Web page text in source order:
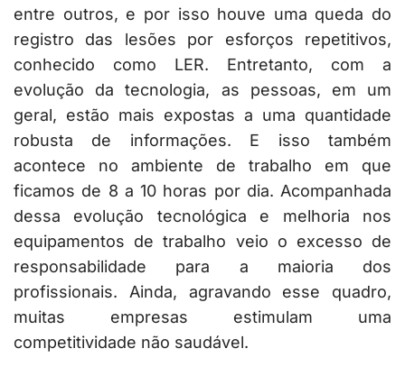
entre outros, e por isso houve uma queda do
registro das lesões por esforços repetitivos,
conhecido como LER. Entretanto, com a
evolução da tecnologia, as pessoas, em um
geral, estão mais expostas a uma quantidade
robusta de informações. E isso também
acontece no ambiente de trabalho em que
ficamos de 8 a 10 horas por dia. Acompanhada
dessa evolução tecnológica e melhoria nos
equipamentos de trabalho veio o excesso de
responsabilidade para a maioria dos
profissionais. Ainda, agravando esse quadro,
muitas empresas estimulam uma
competitividade não saudável.